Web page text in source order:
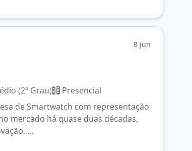
8 jun
(2º Grau)
Presencial
de Smartwatch com representação
mercado há quase duas décadas,
...